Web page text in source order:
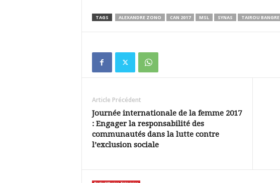
TAGS ALEXANDRE ZONO CAN 2017 MSL SYNAS TAIROU BANGRE
Article Précédent
Journée internationale de la femme 2017
: Engager la responsabilité des
communautés dans la lutte contre
l’exclusion sociale